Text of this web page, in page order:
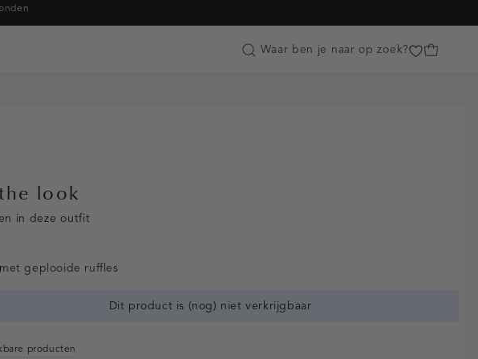
& creditcard
Customer Care
Waar ben je naar op zoek?
look
in deze outfit
geplooide ruffles
Dit product is (nog) niet verkrijgbaar
producten